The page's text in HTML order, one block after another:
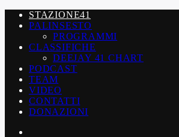
STAZIONE41
PALINSESTO
PROGRAMMI
CLASSIFICHE
DEEJAY 41 CHART
PODCAST
TEAM
VIDEO
CONTATTI
DONAZIONI